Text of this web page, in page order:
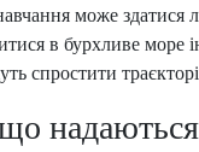
може
в бурхливе море
спростити